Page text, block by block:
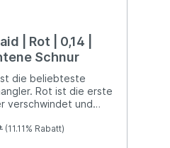
| Rot | 0,14 |
Schnur
die beliebteste
Rot ist die erste
verschwindet und
im flachen
(11.11% Rabatt)